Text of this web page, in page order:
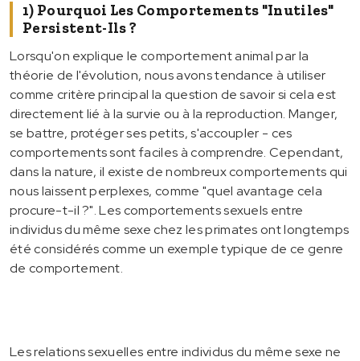
1) Pourquoi Les Comportements "inutiles"
Persistent-Ils ?
Lorsqu'on explique le comportement animal par la
théorie de l'évolution, nous avons tendance à utiliser
comme critère principal la question de savoir si cela est
directement lié à la survie ou à la reproduction. Manger,
se battre, protéger ses petits, s'accoupler - ces
comportements sont faciles à comprendre. Cependant,
dans la nature, il existe de nombreux comportements qui
nous laissent perplexes, comme "quel avantage cela
procure-t-il ?". Les comportements sexuels entre
individus du même sexe chez les primates ont longtemps
été considérés comme un exemple typique de ce genre
de comportement.
Les relations sexuelles entre individus du même sexe ne